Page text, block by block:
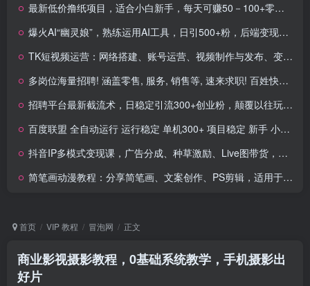
最新低价撸纸项目，适合小白新手，每天可赚50－100+零花钱
爆火AI“幽灵娘”，熟练运用AI工具，日引500+粉，后端变现1W+
TK短视频运营：网络搭建、账号运营、视频制作与发布、变现策略
多岗位海量招聘! 涵盖零售, 服务, 销售等, 速来求职! 百姓快讯网
招聘平台最新截流术，日稳定引流300+创业粉，颠覆以往玩法 加爆微信
百度联盟 全自动运行 运行稳定 单机300+ 项目稳定 新手 小白可做
抖音IP多模式变现课，广告分成、种草激励、Live图带货，开拓多元收入，副业稳定月入过万
简笔画动漫教程：分享简笔画、文案创作、PS剪辑，适用于多种合作计划
首页 VIP 教程 冒泡网 正文
商业影视摄影教程，0基础系统教学，手机摄影出
好片